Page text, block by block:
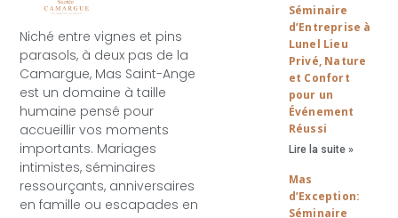
Niché entre vignes et pins
parasols, à deux pas de la
Camargue, Mas Saint-Ange
est un domaine à taille
humaine pensé pour
accueillir vos moments
importants. Mariages
intimistes, séminaires
ressourçants, anniversaires
en famille ou escapades en
Séminaire
d’Entreprise à
Lunel Lieu
Privé, Nature
et Confort
pour un
Événement
Réussi
Lire la suite »
Mas
d’Exception:
Séminaire